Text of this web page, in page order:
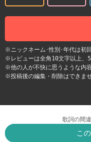
※ニックネーム･性別･年代は初
※レビューは全角10文字以上、
※他の人が不快に思うような内
※投稿後の編集・削除はできませ
歌詞の間
こ